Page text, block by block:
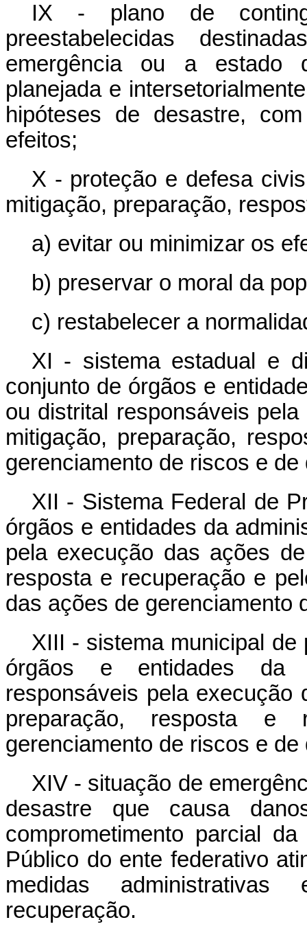
IX - plano de
preestabelecidas
emergência ou a estado
planejada e
hipóteses de desastre,
efeitos;
X - proteção e defesa
mitigação, preparação,
a) evitar ou minimizar os
b) preservar o moral da
c) restabelecer a
XI - sistema estadual e
conjunto de órgãos e
ou distrital responsáveis
mitigação, preparação,
gerenciamento de riscos e de
XII - Sistema Federal de
órgãos e entidades da
pela execução das ações
resposta e recuperação e
das ações de gerenciamento
XIII - sistema municipal
órgãos e entidades da
responsáveis pela execução
preparação, resposta
gerenciamento de riscos e
XIV - situação de
desastre que causa
comprometimento parcial
Público do ente federativo
medidas
recuperação.